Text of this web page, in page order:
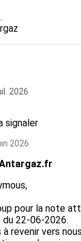
2026
signaler
2026
pour la note
du 22-06-2026.
revenir vers